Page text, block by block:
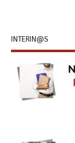
INTERIN@S